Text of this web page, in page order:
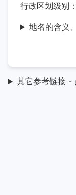
行政区划级别
地名的含义
其它参考链接 -